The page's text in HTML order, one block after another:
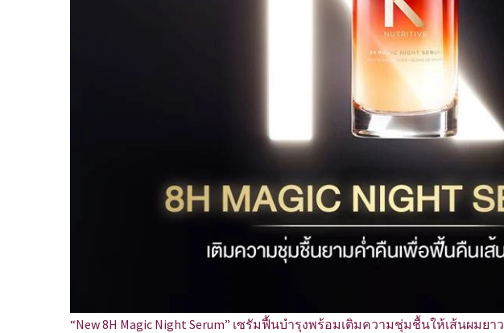
“New 8H Magic Night Serum” เซรัมฟื้นบำรุงพร้อมเติมความชุ่มชื้นให้เส้นผม